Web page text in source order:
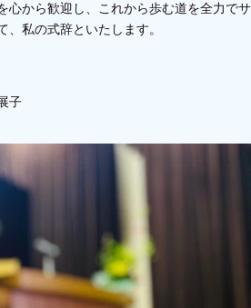
心から歓迎し、これから歩む道を全力でサ
私の式辞といたします。
子